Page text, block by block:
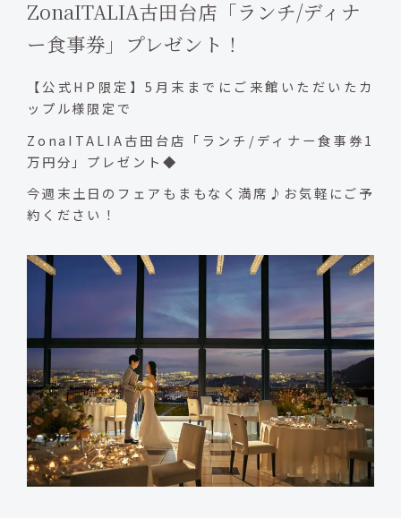
ZonaITALIA古田台店「ランチ/ディナ
ー食事券」プレゼント！
【公式HP限定】5月末までにご来館いただいたカ
ップル様限定で
ZonaITALIA古田台店「ランチ/ディナー食事券1
万円分」プレゼント◆
今週末土日のフェアもまもなく満席♪お気軽にご予
約ください！